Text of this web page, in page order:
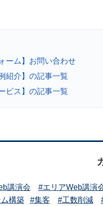
ーム】お問い合わせ
紹介】の記事一覧
ビス】の記事一覧
講演会 #エリアWeb講演
構築
#集客 #工数削減